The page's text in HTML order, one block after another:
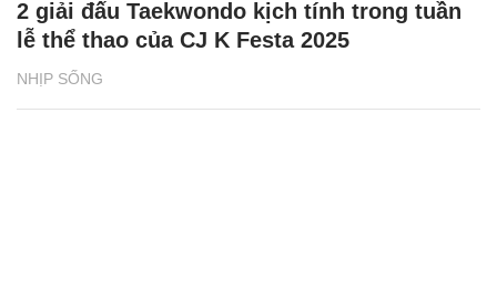
NHỊP SỐNG
2 giải đấu Taekwondo kịch tính trong tuần
lễ thể thao của CJ K Festa 2025